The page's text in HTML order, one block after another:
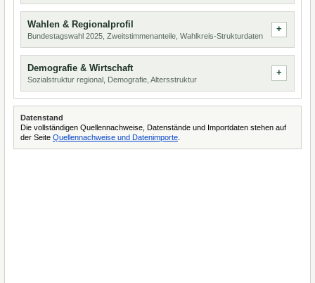
Wahlen & Regionalprofil
Bundestagswahl 2025, Zweitstimmenanteile, Wahlkreis-Strukturdaten
Demografie & Wirtschaft
Sozialstruktur regional, Demografie, Altersstruktur
Datenstand
Die vollständigen Quellennachweise, Datenstände und Importdaten stehen auf
der Seite Quellennachweise und Datenimporte